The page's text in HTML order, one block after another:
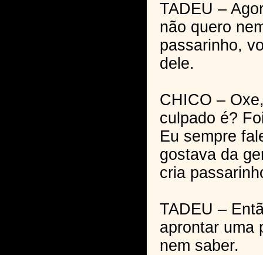
TADEU –
não quero
passarinho,
dele.
CHICO –
culpado é?
Eu sempre
gostava da
cria
TADEU –
aprontar uma
nem saber.